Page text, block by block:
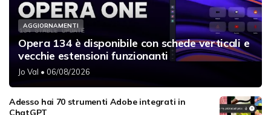
AGGIORNAMENTI
Opera 134 è disponibile con schede verticali e
vecchie estensioni funzionanti
Jo Val • 06/08/2026
Adesso hai 70 strumenti Adobe integrati in
ChatGPT